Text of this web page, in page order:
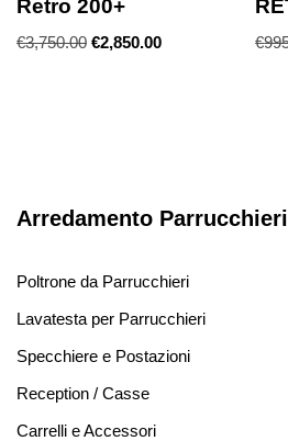
Retro 200+
€3,750.00 €2,850.00 €
Arredamento Parrucchieri
Poltrone da Parrucchieri
Lavatesta per Parrucchieri
Specchiere e Postazioni
Reception / Casse
Carrelli e Accessori